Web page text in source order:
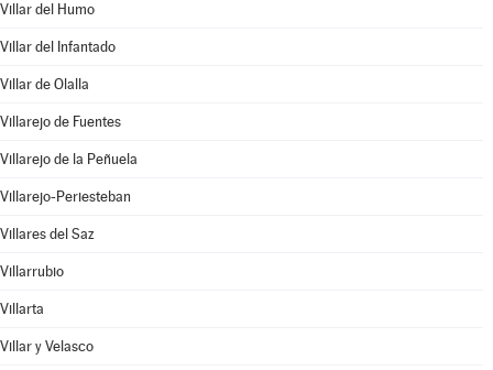
Villar del Humo
Villar del Infantado
Villar de Olalla
Villarejo de Fuentes
Villarejo de la Peñuela
Villarejo-Periesteban
Villares del Saz
Villarrubio
Villarta
Villar y Velasco